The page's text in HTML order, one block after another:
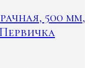
500 мм,